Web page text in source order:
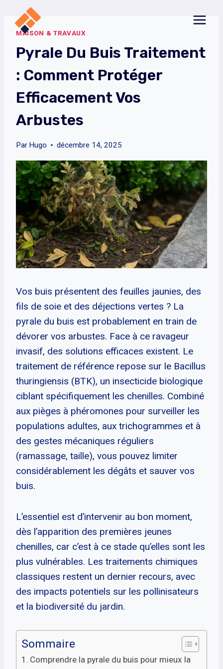
contenuMAISON & TRAVAUX
Pyrale Du Buis Traitement
: Comment Protéger
Efficacement Vos
Arbustes
Par Hugo décembre 14, 2025
Vos buis présentent des feuilles jaunies, des
fils de soie et des déjections vertes ? La
pyrale du buis est probablement en train de
dévorer vos arbustes. Face à ce ravageur
invasif, des solutions efficaces existent. Le
traitement de référence repose sur le Bacillus
thuringiensis (BTK), un insecticide biologique
ciblant spécifiquement les chenilles. Combiné
aux pièges à phéromones pour surveiller les
populations adultes, aux trichogrammes et à
des gestes mécaniques réguliers
(ramassage, taille), vous pouvez limiter
considérablement les dégâts et sauver vos
buis.
L’essentiel est d’intervenir au bon moment,
dès l’apparition des premières jeunes
chenilles, car c’est à ce stade qu’elles sont les
plus vulnérables. Les traitements chimiques
classiques restent un dernier recours, avec
des impacts potentiels sur les pollinisateurs
et la biodiversité du jardin.
Sommaire
Comprendre la pyrale du buis pour mieux la